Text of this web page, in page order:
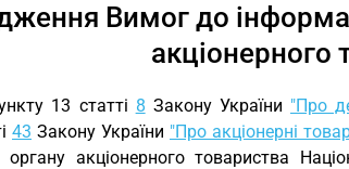
Вимог до
акціонерного
13 статті 8 Закону України "Про
43 Закону України "Про акціонерні
акціонерного товариства